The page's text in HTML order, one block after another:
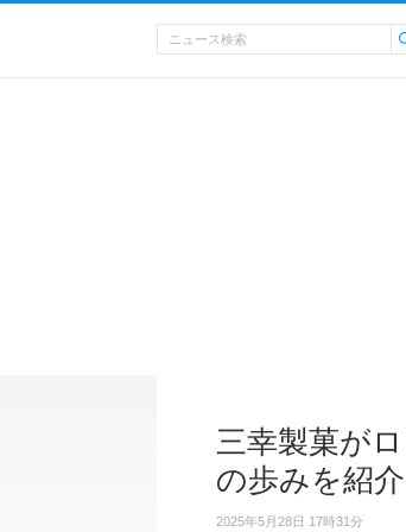
三幸製菓が
の歩みを紹介
2025年5月28日 17時31分